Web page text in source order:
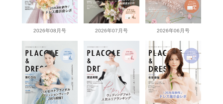
2026年08月号 2026年07月号 2026年06月号